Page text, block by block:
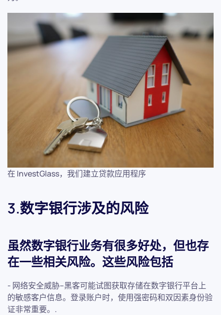
在 InvestGlass，我们建立贷款应用程序
3.数字银行涉及的风险
虽然数字银行业务有很多好处，但也存
在一些相关风险。这些风险包括
- 网络安全威胁--黑客可能试图获取存储在数字银行平台上
的敏感客户信息。登录账户时，使用强密码和双因素身份验
证非常重要。.